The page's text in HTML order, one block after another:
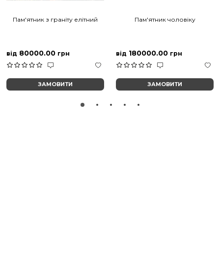
Пам'ятник з граніту елітний
від 80000.00 грн
ЗАМОВИТИ
Пам'ятник чоловіку
від 180000.00 грн
ЗАМОВИТИ